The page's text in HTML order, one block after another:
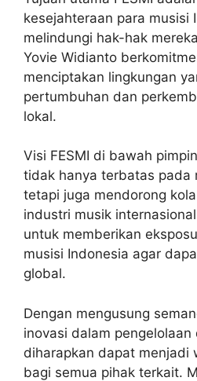
kesejahteraan para musisi
melindungi hak-hak
Yovie Widianto
menciptakan lingkungan
pertumbuhan dan
lokal.
Visi FESMI di bawah
tidak hanya terbatas pada
tetapi juga mendorong
industri musik
untuk memberikan
musisi Indonesia agar
global.
Dengan mengusung
inovasi dalam pengelolaan
diharapkan dapat menjadi
bagi semua pihak terkait.